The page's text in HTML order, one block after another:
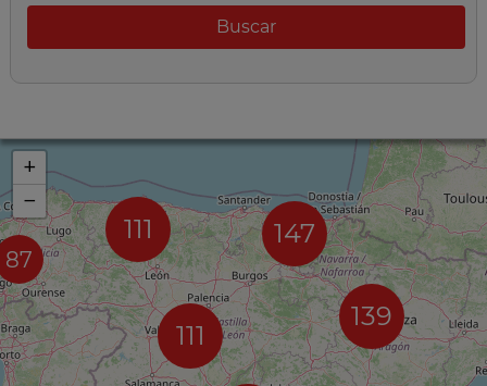
87
111 147
111
139
+
−